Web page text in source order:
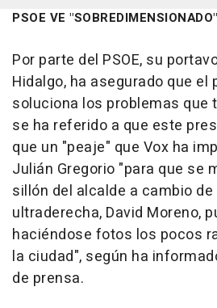
PSOE VE
Por parte del PSOE, su
Hidalgo, ha asegurado que el
soluciona los problemas que
se ha referido a que este
que un "peaje" que Vox ha
Julián Gregorio "para que se
sillón del alcalde a cambio
ultraderecha, David Moreno,
haciéndose fotos los pocos
la ciudad", según ha
de prensa.